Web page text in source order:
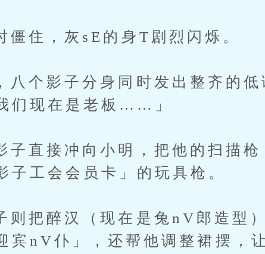
，灰sE的身T剧烈闪烁。
影子分身同时发出整齐的低
现在是老板……」
接冲向小明，把他的扫描枪
子工会会员卡」的玩具枪。
醉汉（现在是兔nV郎造型）
宾nV仆」，还帮他调整裙摆，